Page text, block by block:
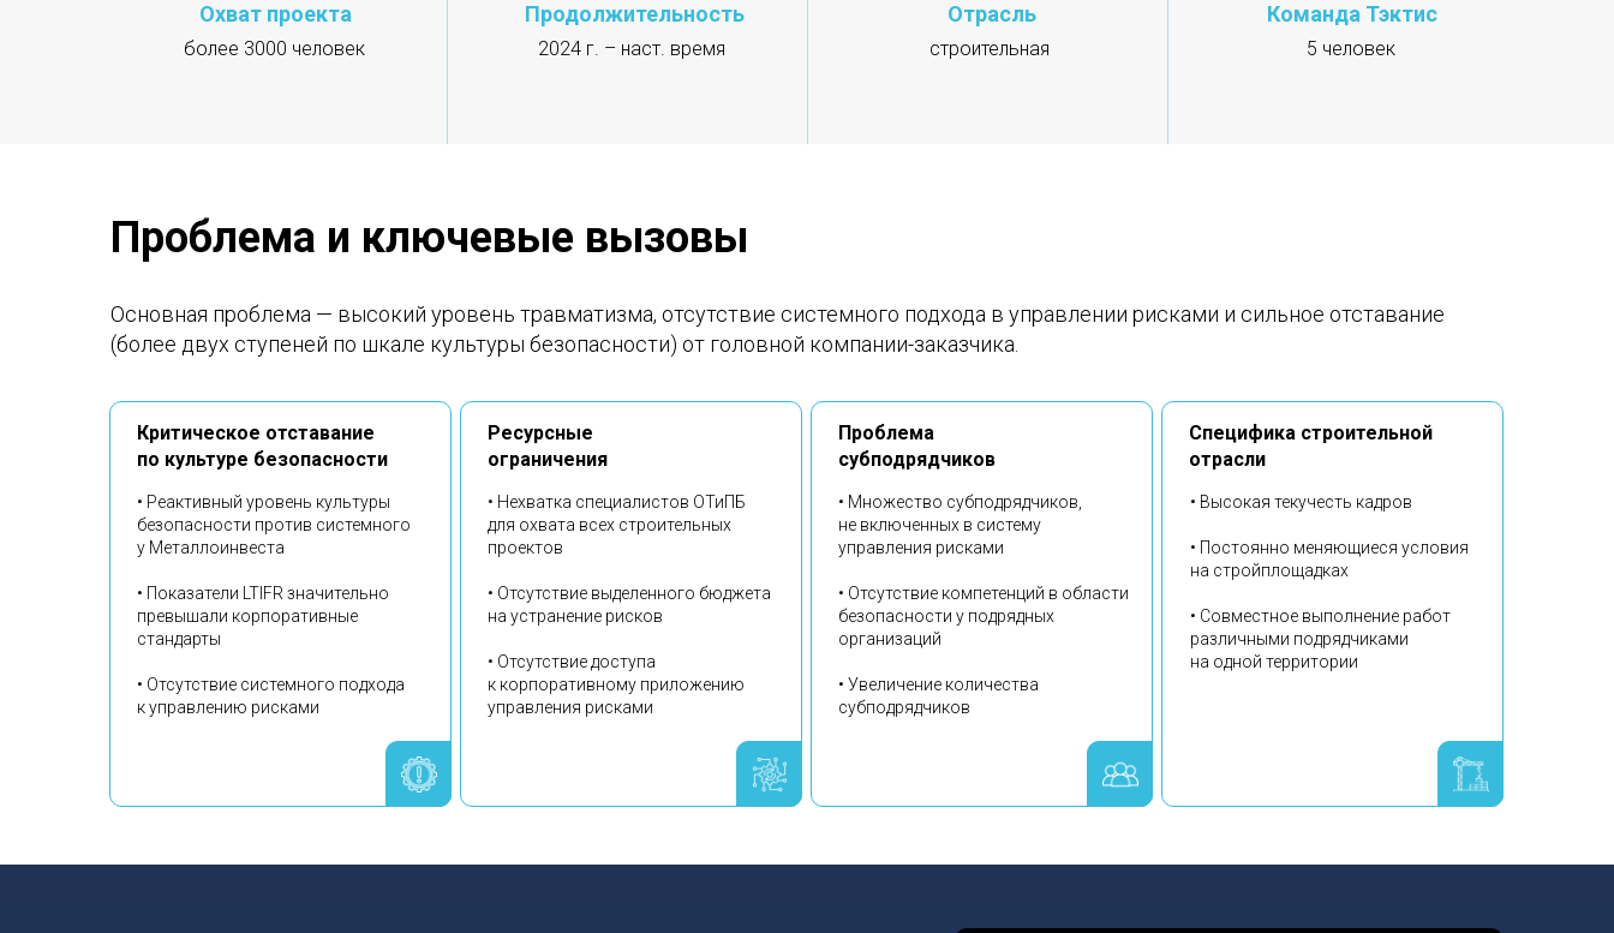
более 3000 человек 2024 г. – наст. время строительная 5 человек
Охват проекта Продолжительность Отрасль Команда Тэктис
Проблема и ключевые вызовы
Критическое отставание
по культуре безопасности
• Реактивный уровень культуры
безопасности против системного
у Металлоинвеста
• Показатели LTIFR значительно
превышали корпоративные
стандарты
• Отсутствие системного подхода
к управлению рисками
• Нехватка специалистов ОТиПБ
для охвата всех строительных
проектов
• Отсутствие выделенного бюджета
на устранение рисков
• Отсутствие доступа
к корпоративному приложению
управления рисками
Ресурсные
ограничения
Проблема
cубподрядчиков
• Множество субподрядчиков,
не включенных в систему
управления рисками
• Отсутствие компетенций в области
безопасности у подрядных
организаций
• Увеличение количества
субподрядчиков
• Высокая текучесть кадров
• Постоянно меняющиеся условия
на стройплощадках
• Совместное выполнение работ
различными подрядчиками
на одной территории
Специфика строительной
отрасли
Основная проблема — высокий уровень травматизма, отсутствие системного подхода в управлении рисками и сильное отставание
(более двух ступеней по шкале культуры безопасности) от головной компании-заказчика.